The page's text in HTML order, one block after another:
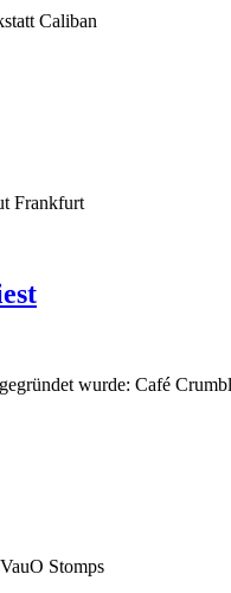
Caliban
Frankfurt
wurde: Café
Stomps